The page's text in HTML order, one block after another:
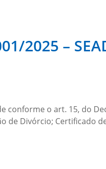
2025 –
o art. 15, do
de Divórcio; Certificado